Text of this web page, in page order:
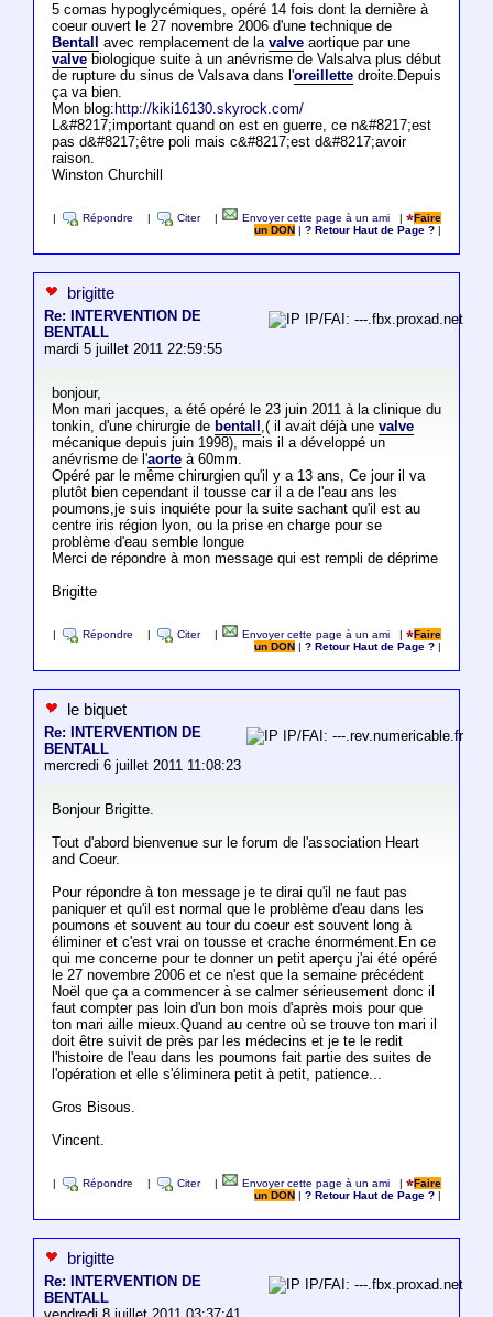
5 comas hypoglycémiques, opéré 14 fois dont la dernière à
coeur ouvert le 27 novembre 2006 d'une technique de
Bentall
avec remplacement de la valveaortique par une
valvebiologique suite à un anévrisme de Valsalva plus début
de rupture du sinus de Valsava dans l'oreillettedroite.Depuis
ça va bien.
Mon blog: http://kiki16130.skyrock.com/
L&#8217;important quand on est en guerre, ce n&#8217;est
pas d&#8217;être poli mais c&#8217;est d&#8217;avoir
raison.
Winston Churchill
Répondre Citer Envoyer cette page à un ami |
Faire
un DON
|? Retour Haut de Page ?
brigitte
Re: INTERVENTION DE
BENTALL
mardi 5 juillet 2011 22:59:55
IP/FAI: ---.fbx.proxad.net
bonjour,
Mon mari jacques, a été opéré le 23 juin 2011 à la clinique du
tonkin, d'une chirurgie de bentall ,( il avait déjà une valve
mécanique depuis juin 1998), mais il a développé un
anévrisme de l'aorteà 60mm.
Opéré par le même chirurgien qu'il y a 13 ans, Ce jour il va
plutôt bien cependant il tousse car il a de l'eau ans les
poumons,je suis inquiéte pour la suite sachant qu'il est au
centre iris région lyon, ou la prise en charge pour se
problème d'eau semble longue
Merci de répondre à mon message qui est rempli de déprime
Brigitte
Répondre Citer Envoyer cette page à un ami |
Faire
un DON
|? Retour Haut de Page ?
le biquet
Re: INTERVENTION DE
BENTALL
mercredi 6 juillet 2011 11:08:23
IP/FAI: ---.rev.numericable.fr
Bonjour Brigitte.
Tout d'abord bienvenue sur le forum de l'association Heart
and Coeur.
Pour répondre à ton message je te dirai qu'il ne faut pas
paniquer et qu'il est normal que le problème d'eau dans les
poumons et souvent au tour du coeur est souvent long à
éliminer et c'est vrai on tousse et crache énormément.En ce
qui me concerne pour te donner un petit aperçu j'ai été opéré
le 27 novembre 2006 et ce n'est que la semaine précédent
Noël que ça a commencer à se calmer sérieusement donc il
faut compter pas loin d'un bon mois d'après mois pour que
ton mari aille mieux.Quand au centre où se trouve ton mari il
doit être suivit de près par les médecins et je te le redit
l'histoire de l'eau dans les poumons fait partie des suites de
l'opération et elle s'éliminera petit à petit, patience...
Gros Bisous.
Vincent.
Répondre Citer Envoyer cette page à un ami |
Faire
un DON
|? Retour Haut de Page ?
brigitte
Re: INTERVENTION DE
BENTALL
IP/FAI: ---.fbx.proxad.net